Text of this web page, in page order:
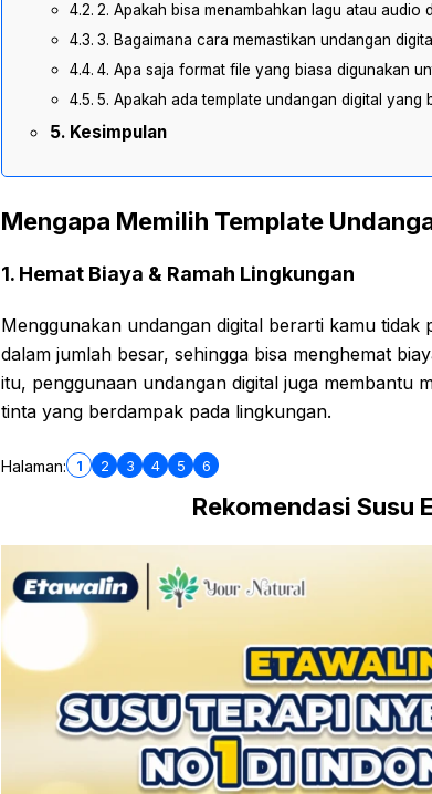
2. Apakah bisa menambahkan lagu atau audio
3. Bagaimana cara memastikan undangan
4. Apa saja format file yang biasa digunakan
5. Apakah ada template undangan digital yang
Kesimpulan
Mengapa Memilih Template
1. Hemat Biaya & Ramah Lingkungan
Menggunakan undangan digital berarti kamu tidak
dalam jumlah besar, sehingga bisa menghemat
itu, penggunaan undangan digital juga membantu
tinta yang berdampak pada lingkungan.
Halaman: 1 2 3 4 5 6
Rekomendasi Susu